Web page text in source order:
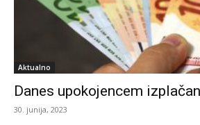
Aktualno
Danes upokojencem
30. junija, 2023